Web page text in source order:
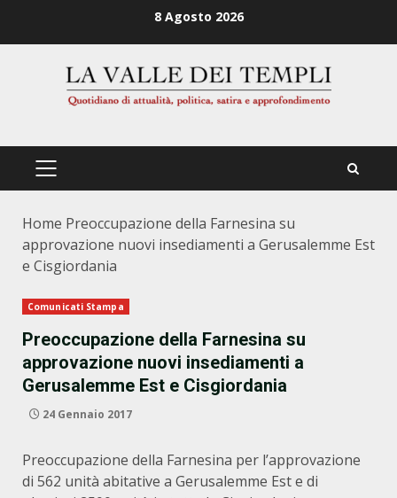
8 Agosto 2026
PRIMÄRES
Home Preoccupazione della Farnesina su
approvazione nuovi insediamenti a Gerusalemme Est
e Cisgiordania
Comunicati Stampa
Preoccupazione della Farnesina su
approvazione nuovi insediamenti a
Gerusalemme Est e Cisgiordania
24 Gennaio 2017
Preoccupazione della Farnesina per l’approvazione
di 562 unità abitative a Gerusalemme Est e di